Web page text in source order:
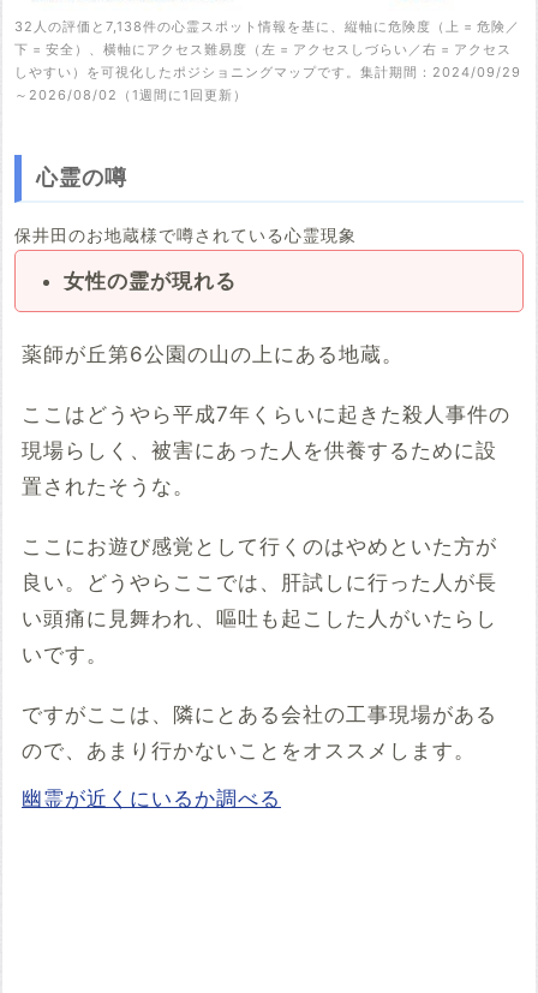
32人の評価と7,138件の心霊スポット情報を基に、縦軸に危険度（上 = 危険／
下 = 安全）、横軸にアクセス難易度（左 = アクセスしづらい／右 = アクセス
しやすい）を可視化したポジショニングマップです。集計期間：2024/09/29
～2026/08/02（1週間に1回更新）
心霊の噂
保井田のお地蔵様で噂されている心霊現象
女性の霊が現れる
薬師が丘第6公園の山の上にある地蔵。
ここはどうやら平成7年くらいに起きた殺人事件の
現場らしく、被害にあった人を供養するために設
置されたそうな。
ここにお遊び感覚として行くのはやめといた方が
良い。どうやらここでは、肝試しに行った人が長
い頭痛に見舞われ、嘔吐も起こした人がいたらし
いです。
ですがここは、隣にとある会社の工事現場がある
ので、あまり行かないことをオススメします。
幽霊が近くにいるか調べる